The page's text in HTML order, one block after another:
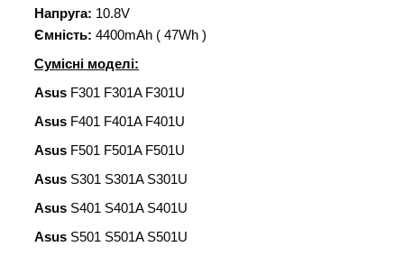
Напруга: 10.8V
Ємність: 4400mAh ( 47Wh )
Сумісні моделі:
Asus F301 F301A F301U
Asus F401 F401A F401U
Asus F501 F501A F501U
Asus S301 S301A S301U
Asus S401 S401A S401U
Asus S501 S501A S501U